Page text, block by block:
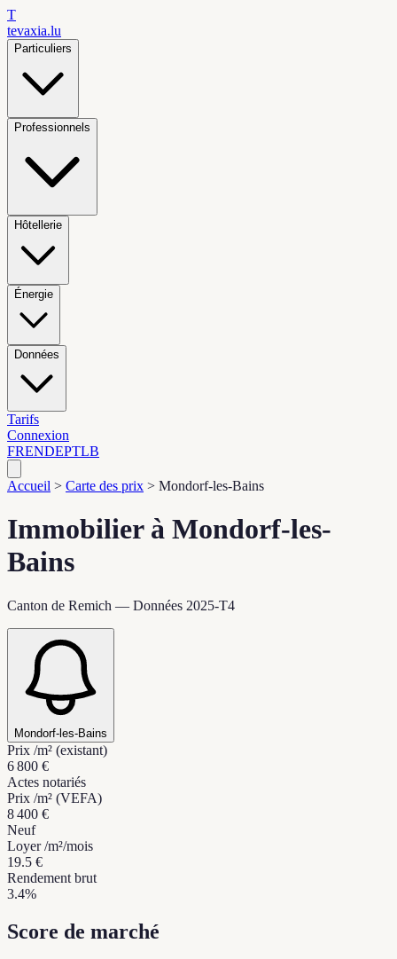
T
tevaxia.lu
Particuliers
Professionnels
Hôtellerie
Énergie
Données
Tarifs
Connexion
FRENDEPTLB
Accueil > Carte des prix > Mondorf-les-Bains
Immobilier à Mondorf-les-
Bains
Canton de Remich — Données 2025-T4
Mondorf-les-Bains
Prix /m² (existant)
6 800 €
Actes notariés
Prix /m² (VEFA)
8 400 €
Neuf
Loyer /m²/mois
19.5 €
Rendement brut
3.4%
Score de marché